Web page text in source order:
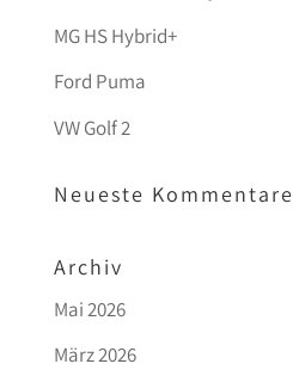
MG HS Hybrid+
Ford Puma
VW Golf 2
Neueste Kommentare
Archiv
Mai 2026
März 2026